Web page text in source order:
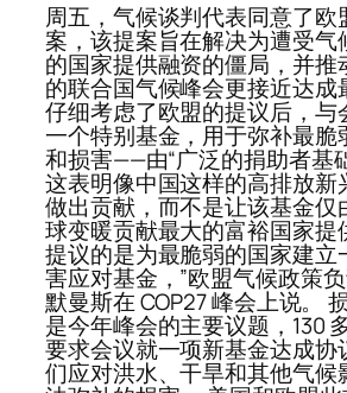
周五，气候谈判代表同意了欧
案，该提案旨在解决为遭受气
的国家提供融资的僵局，并推
的联合国气候峰会更接近达成
仔细考虑了欧盟的提议后，与
一个特别基金，用于弥补最脆
和损害——由“广泛的捐助者基
这表明像中国这样的高排放新
做出贡献，而不是让该基金仅
球变暖贡献最大的富裕国家提
提议的是为最脆弱的国家建立
害应对基金，”欧盟气候政策
默曼斯在 COP27 峰会上说。
是今年峰会的主要议题，130
要求会议就一项新基金达成协
们应对洪水、干旱和其他气候